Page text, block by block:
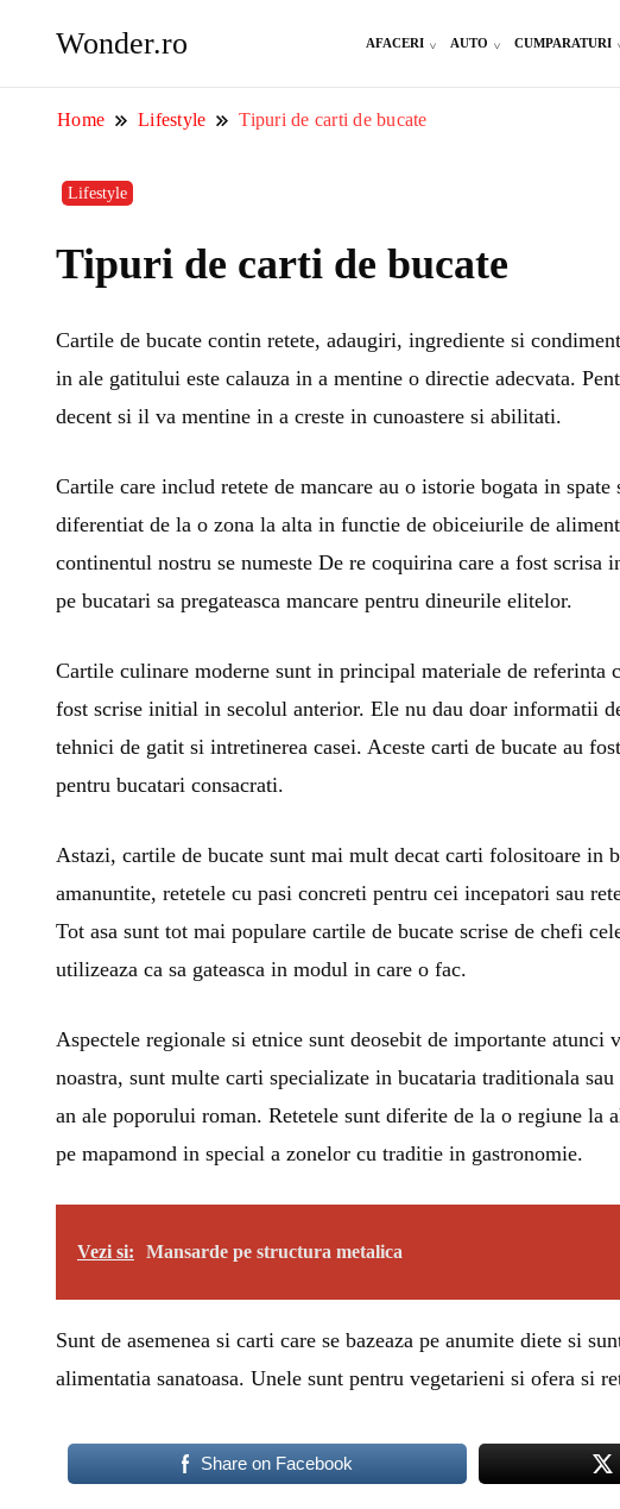
Wonder.ro AFACERI AUTO CUMPARATURI
Home Lifestyle Tipuri de carti de bucate
Lifestyle
Tipuri de carti de bucate
Cartile de bucate contin retete, adaugiri, ingrediente si
in ale gatitului este calauza in a mentine o directie adecvata.
decent si il va mentine in a creste in cunoastere si abilitati.
Cartile care includ retete de mancare au o istorie bogata in
diferentiat de la o zona la alta in functie de obiceiurile de
continentul nostru se numeste De re coquirina care a fost
pe bucatari sa pregateasca mancare pentru dineurile elitelor.
Cartile culinare moderne sunt in principal materiale de referinta
fost scrise initial in secolul anterior. Ele nu dau doar informatii
tehnici de gatit si intretinerea casei. Aceste carti de bucate au
pentru bucatari consacrati.
Astazi, cartile de bucate sunt mai mult decat carti folositoare in
amanuntite, retetele cu pasi concreti pentru cei incepatori sau
Tot asa sunt tot mai populare cartile de bucate scrise de chefi
utilizeaza ca sa gateasca in modul in care o fac.
Aspectele regionale si etnice sunt deosebit de importante
noastra, sunt multe carti specializate in bucataria traditionala
an ale poporului roman. Retetele sunt diferite de la o regiune la
pe mapamond in special a zonelor cu traditie in gastronomie.
Vezi si: Mansarde pe structura metalica
Sunt de asemenea si carti care se bazeaza pe anumite diete si
alimentatia sanatoasa. Unele sunt pentru vegetarieni si ofera si
Share on Facebook